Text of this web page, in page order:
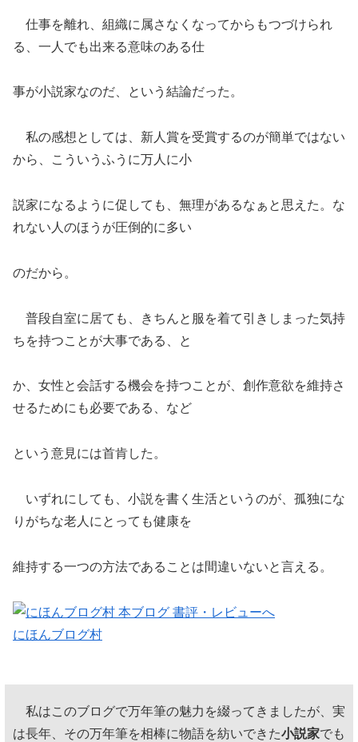
仕事を離れ、組織に属さなくなってからもつづけられ
る、一人でも出来る意味のある仕
事が小説家なのだ、という結論だった。
私の感想としては、新人賞を受賞するのが簡単ではない
から、こういうふうに万人に小
説家になるように促しても、無理があるなぁと思えた。な
れない人のほうが圧倒的に多い
のだから。
普段自室に居ても、きちんと服を着て引きしまった気持
ちを持つことが大事である、と
か、女性と会話する機会を持つことが、創作意欲を維持さ
せるためにも必要である、など
という意見には首肯した。
いずれにしても、小説を書く生活というのが、孤独にな
りがちな老人にとっても健康を
維持する一つの方法であることは間違いないと言える。
にほんブログ村
私はこのブログで万年筆の魅力を綴ってきましたが、実
は長年、その万年筆を相棒に物語を紡いできた小説家でも